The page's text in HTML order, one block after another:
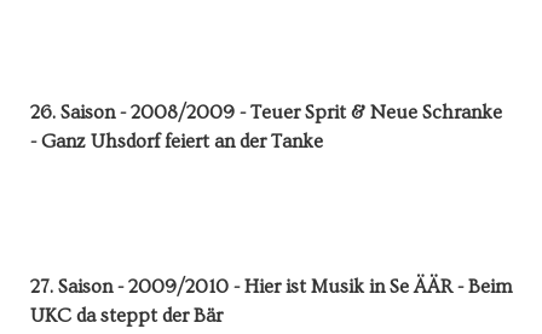
26. Saison - 2008/2009 - Teuer Sprit & Neue Schranke
- Ganz Uhsdorf feiert an der Tanke
27. Saison - 2009/2010 - Hier ist Musik in Se ÄÄR - Beim
UKC da steppt der Bär